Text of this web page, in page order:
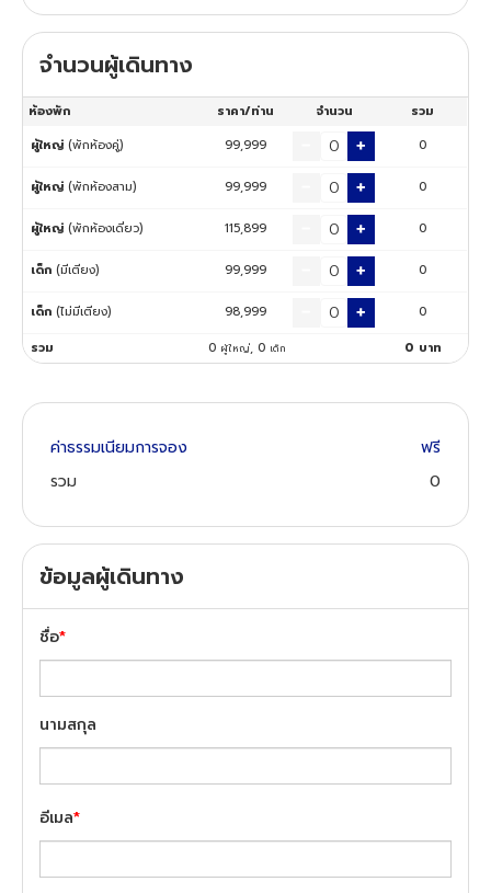
จำนวนผู้เดินทาง
ห้องพัก ราคา/ท่าน จำนวน
รวม
ผู้ใหญ่ (พักห้องคู่) 99,999 0
ผู้ใหญ่ (พักห้องสาม) 99,999 0
ผู้ใหญ่ (พักห้องเดี่ยว) 115,899 0
เด็ก (มีเตียง) 99,999 0
เด็ก (ไม่มีเตียง) 98,999
0
รวม
0 ผู้ใหญ่, 0 เด็ก 0 บาท
ค่าธรรมเนียมการจอง
ฟรี
รวม
0
ข้อมูลผู้เดินทาง
ชื่อ*
นามสกุล
อีเมล*
ทัวร์อียิปต์
ทัวร์จอร์เจีย
ทัวร์บาหลี
ทัวร์นิวซีแลนด์